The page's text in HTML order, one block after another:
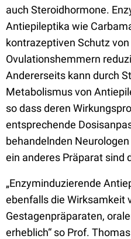
auch Steroidhormone.
Antiepileptika wie
kontrazeptiven Schutz
Ovulationshemmern
Andererseits kann durch
Metabolismus von
so dass deren
entsprechende
behandelnden
ein anderes Präparat sind
„Enzyminduzierende
ebenfalls die Wirksamkeit
Gestagenpräparaten,
erheblich“ so Prof.